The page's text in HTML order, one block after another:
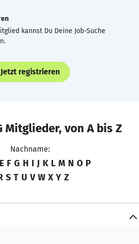
kannst Du Deine Job-Suche
Jetzt registrieren
Mitglieder, von A bis Z
Nachname:
E F G H I J K L M N O P
S T U V W X Y Z